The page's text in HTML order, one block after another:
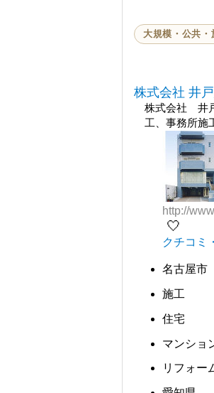
大規模・公共
株式会社 井
株式会社 井
工、事務所施
http://
🤍
クチコミ
名古屋市
施工
住宅
マンショ
リフォー